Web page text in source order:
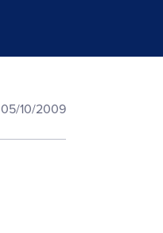
05/10/2009